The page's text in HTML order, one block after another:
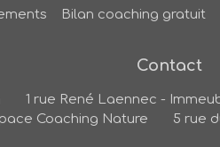
Bilan coaching gratuit
Contact
1 rue René Laennec -
Coaching Nature
5 rue